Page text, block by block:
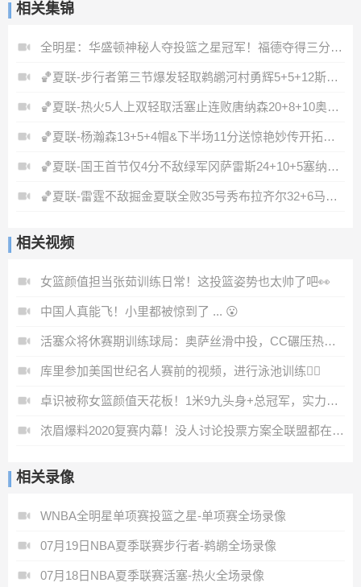
相关集锦
全明星：华盛顿神秘人夺投篮之星冠军！福德夺得三分大赛冠军！
🏀夏联-步行者第三节爆发轻取鹈鹕河村勇辉5+5+12斯劳森22分
🏀夏联-热火5人上双轻取活塞止连败唐纳森20+8+10奥科里27分
🏀夏联-杨瀚森13+5+4帽&下半场11分送惊艳妙传开拓者力克掘金
🏀夏联-国王首节仅4分不敌绿军冈萨雷斯24+10+5塞纳克10+12
🏀夏联-雷霆不敌掘金夏联全败35号秀布拉齐尔32+6马拉14+7+6
相关视频
女篮颜值担当张茹训练日常！这投篮姿势也太帅了吧👀
中国人真能飞！小里都被惊到了 ... 😮
活塞众将休赛期训练球局：奥萨丝滑中投，CC碾压热火米切尔
库里参加美国世纪名人赛前的视频，进行泳池训练🏊‍♂️
卓识被称女篮颜值天花板！1米9九头身+总冠军，实力颜值双顶配
浓眉爆料2020复赛内幕！没人讨论投票方案全联盟都在等詹姆斯发话
相关录像
WNBA全明星单项赛投篮之星-单项赛全场录像
07月19日NBA夏季联赛步行者-鹈鹕全场录像
07月18日NBA夏季联赛活塞-热火全场录像